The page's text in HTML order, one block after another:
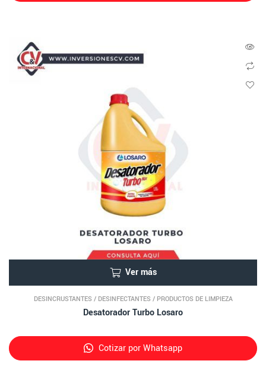
Ver más
DESINCRUSTANTES / DESINFECTANTES / PRODUCTOS DE LIMPIEZA
Desatorador Turbo Losaro
Cotizar por Whatsapp